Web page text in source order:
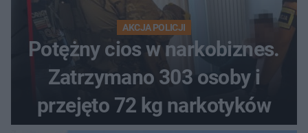
AKCJA POLICJI
Potężny cios w narkobiznes.
Zatrzymano 303 osoby i
przejęto 72 kg narkotyków